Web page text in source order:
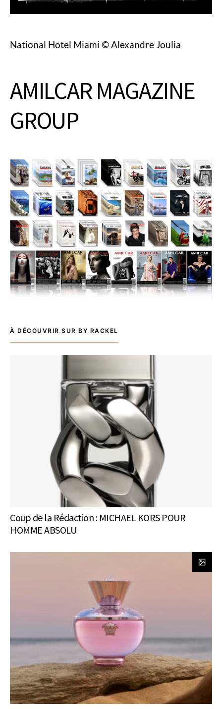
National Hotel Miami © Alexandre Joulia
AMILCAR MAGAZINE
GROUP
À DÉCOUVRIR SUR BY RACKEL
Coup de la Rédaction : MICHAEL KORS POUR
HOMME ABSOLU